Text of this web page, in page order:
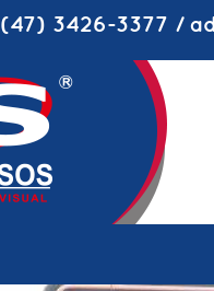
(47) 3426-3377 /